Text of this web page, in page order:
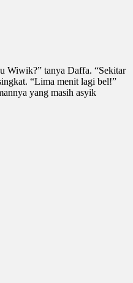
Wiwik?” tanya Daffa. “Sekitar
“Lima menit lagi bel!”
yang masih asyik